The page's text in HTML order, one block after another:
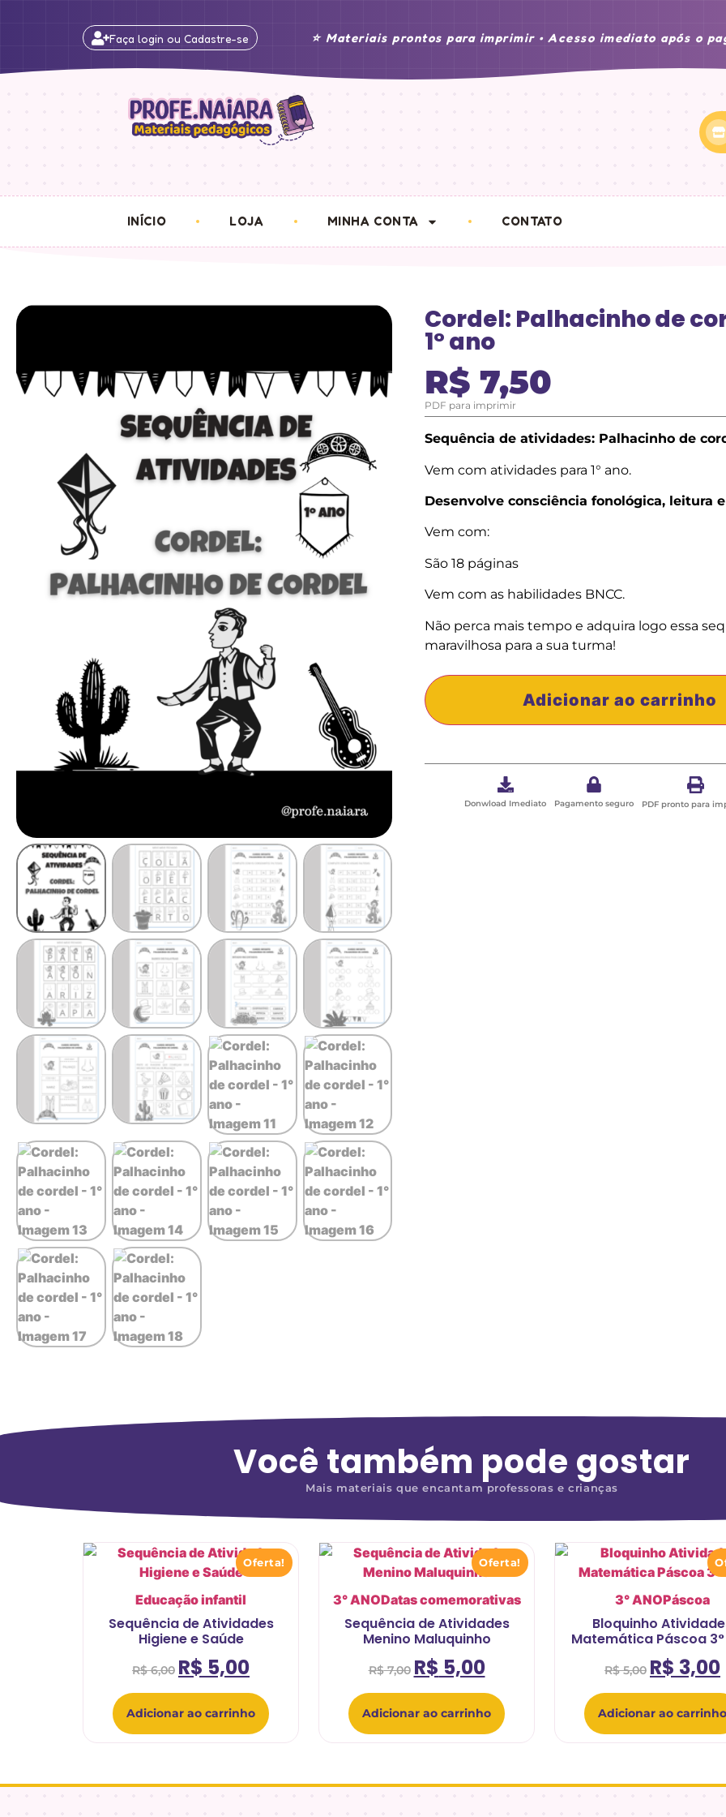
⭐ Materiais prontos para imprimir • Acesso imediato após o
Faça login ou Cadastre-se
INÍCIO LOJA MINHA CONTA CONTATO
Cordel: Palhacinho de
1° ano
R$ 7,50
PDF para imprimir
Sequência de atividades: Palhacinho de
Vem com atividades para 1° ano.
Desenvolve consciência fonológica, leitura
Vem com:
São 18 páginas
Vem com as habilidades BNCC.
Não perca mais tempo e adquira logo essa
maravilhosa para a sua turma!
Adicionar ao carrinho
Donwload Imediato Pagamento seguro PDF pronto para
Você também pode gostar
Mais materiais que encantam professoras e crianças
Oferta!
Educação infantil
Sequência de Atividades
Higiene e Saúde
R$6,00 R$ 5,00
Adicionar ao carrinho
Oferta!
3° ANODatas comemorativas
Sequência de Atividades
Menino Maluquinho
R$7,00 R$ 5,00
Adicionar ao carrinho
3° ANOPáscoa
Bloquinho
Matemática Páscoa
R$5,00 R$ 3,00
Adicionar ao carrinho